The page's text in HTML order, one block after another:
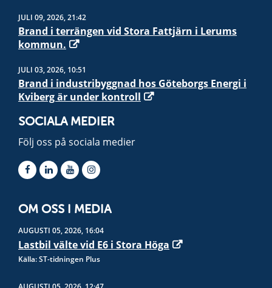
JULI 09, 2026, 21:42
Brand i terrängen vid Stora Fattjärn i Lerums
kommun.
JULI 03, 2026, 10:51
Brand i industribyggnad hos Göteborgs Energi i
Kviberg är under kontroll
SOCIALA MEDIER
Följ oss på sociala medier
OM OSS I MEDIA
AUGUSTI 05, 2026, 16:04
Lastbil välte vid E6 i Stora Höga
Källa: ST-tidningen Plus